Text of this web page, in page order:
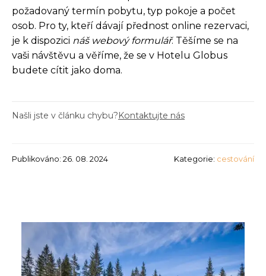
požadovaný termín pobytu, typ pokoje a počet
osob. Pro ty, kteří dávají přednost online rezervaci,
je k dispozici náš webový formulář. Těšíme se na
vaši návštěvu a věříme, že se v Hotelu Globus
budete cítit jako doma.
Našli jste v článku chybu?Kontaktujte nás
Publikováno: 26. 08. 2024 Kategorie: cestování